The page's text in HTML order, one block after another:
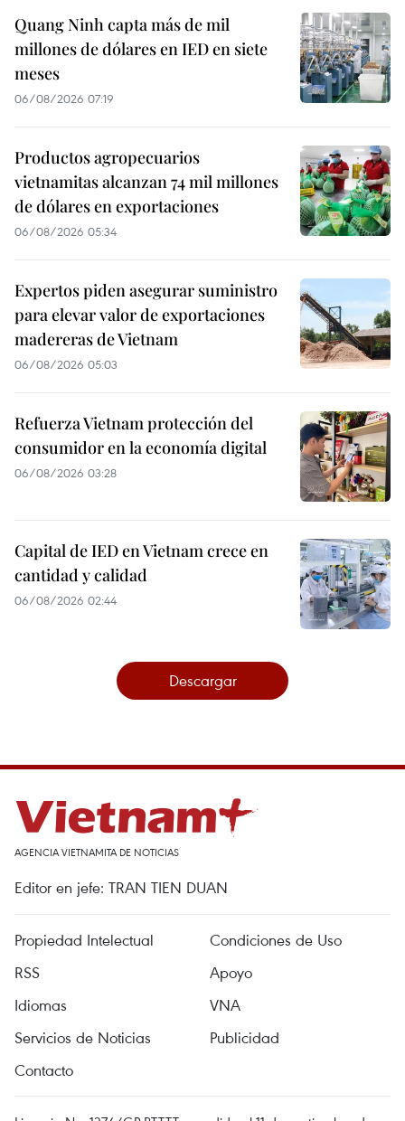
Quang Ninh capta más de mil
millones de dólares en IED en siete
meses
06/08/2026 07:19
Productos agropecuarios
vietnamitas alcanzan 74 mil millones
de dólares en exportaciones
06/08/2026 05:34
Expertos piden asegurar suministro
para elevar valor de exportaciones
madereras de Vietnam
06/08/2026 05:03
Refuerza Vietnam protección del
consumidor en la economía digital
06/08/2026 03:28
Capital de IED en Vietnam crece en
cantidad y calidad
06/08/2026 02:44
Descargar
AGENCIA VIETNAMITA DE NOTICIAS
Editor en jefe: TRAN TIEN DUAN
Propiedad Intelectual
Condiciones de Uso
RSS
Apoyo
Idiomas
VNA
Servicios de Noticias
Publicidad
Contacto